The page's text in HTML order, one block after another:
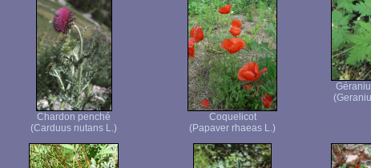
Chardon penché
(Carduus nutans L.)
Coquelicot
(Papaver rhaeas L.)